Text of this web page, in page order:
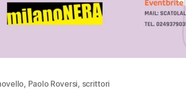
, Paolo Roversi, scrittori